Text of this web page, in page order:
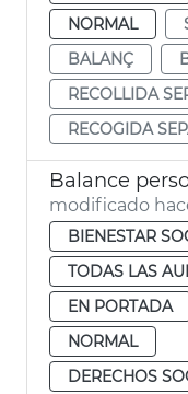
NORMAL
BALANÇ
RECOLLIDA
RECOGIDA
Balance
modificado
BIENESTAR
TODAS LAS
EN PORTADA
NORMAL
DERECHOS